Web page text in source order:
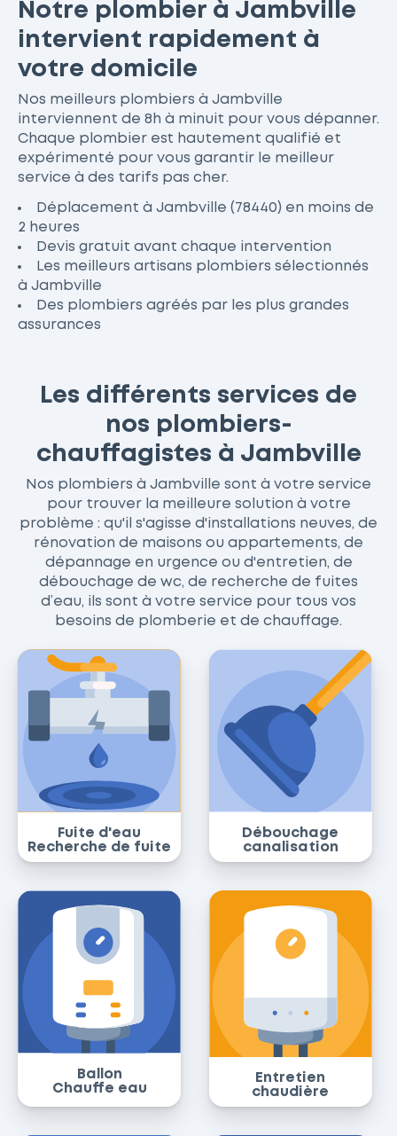
Notre plombier à Jambville
intervient rapidement à
votre domicile
Nos meilleurs plombiers à Jambville
interviennent de 8h à minuit pour vous dépanner.
Chaque plombier est hautement qualifié et
expérimenté pour vous garantir le meilleur
service à des tarifs pas cher.
Déplacement à Jambville (78440) en moins de
2 heures
Devis gratuit avant chaque intervention
Les meilleurs artisans plombiers sélectionnés
à Jambville
Des plombiers agréés par les plus grandes
assurances
Les différents services de
nos plombiers-
chauffagistes à Jambville
Nos plombiers à Jambville sont à votre service
pour trouver la meilleure solution à votre
problème : qu'il s'agisse d'installations neuves, de
rénovation de maisons ou appartements, de
dépannage en urgence ou d'entretien, de
débouchage de wc, de recherche de fuites
d’eau, ils sont à votre service pour tous vos
besoins de plomberie et de chauffage.
Fuite d'eau
Recherche de fuite
Débouchage
canalisation
Ballon
Chauffe eau
Entretien
chaudière